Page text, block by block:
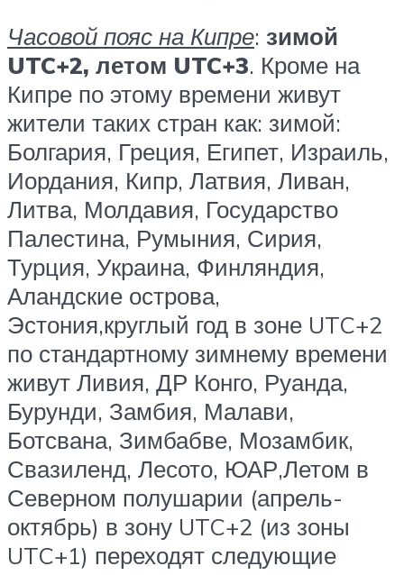
Часовой пояс на Кипре: зимой
UTC+2, летом UTC+3. Кроме на
Кипре по этому времени живут
жители таких стран как: зимой:
Болгария, Греция, Египет, Израиль,
Иордания, Кипр, Латвия, Ливан,
Литва, Молдавия, Государство
Палестина, Румыния, Сирия,
Турция, Украина, Финляндия,
Аландские острова,
Эстония,круглый год в зоне UTC+2
по стандартному зимнему времени
живут Ливия, ДР Конго, Руанда,
Бурунди, Замбия, Малави,
Ботсвана, Зимбабве, Мозамбик,
Свазиленд, Лесото, ЮАР,Летом в
Северном полушарии (апрель-
октябрь) в зону UTC+2 (из зоны
UTC+1) переходят следующие